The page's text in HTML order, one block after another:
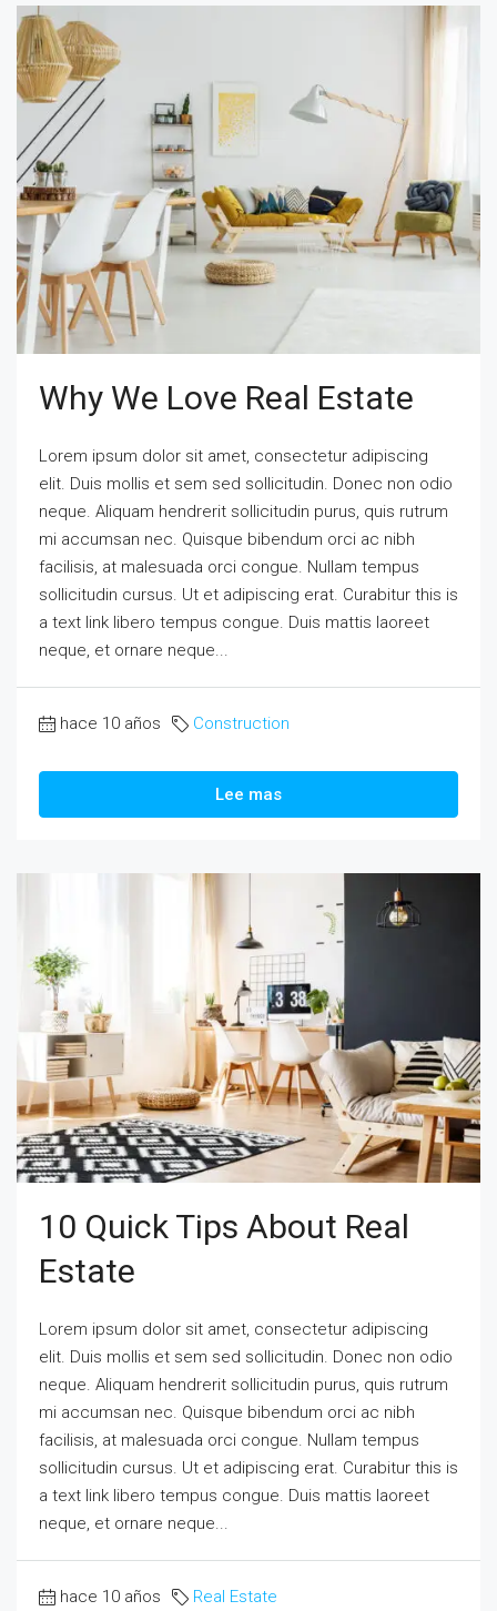
Why We Love Real Estate
Lorem ipsum dolor sit amet, consectetur adipiscing
elit. Duis mollis et sem sed sollicitudin. Donec non odio
neque. Aliquam hendrerit sollicitudin purus, quis rutrum
mi accumsan nec. Quisque bibendum orci ac nibh
facilisis, at malesuada orci congue. Nullam tempus
sollicitudin cursus. Ut et adipiscing erat. Curabitur this is
a text link libero tempus congue. Duis mattis laoreet
neque, et ornare neque...
hace 10 años Construction
Lee mas
10 Quick Tips About Real
Estate
Lorem ipsum dolor sit amet, consectetur adipiscing
elit. Duis mollis et sem sed sollicitudin. Donec non odio
neque. Aliquam hendrerit sollicitudin purus, quis rutrum
mi accumsan nec. Quisque bibendum orci ac nibh
facilisis, at malesuada orci congue. Nullam tempus
sollicitudin cursus. Ut et adipiscing erat. Curabitur this is
a text link libero tempus congue. Duis mattis laoreet
neque, et ornare neque...
hace 10 años Real Estate